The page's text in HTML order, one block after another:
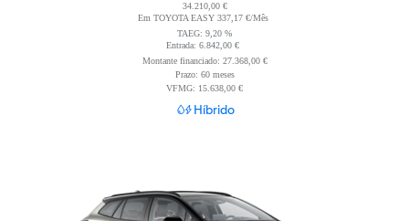
34.210,00 €
Em TOYOTA EASY 337,17 €/MêsRead Disclaimer
TAEG: 9,20 %
Entrada: 6.842,00 €
Montante financiado: 27.368,00 €
Prazo: 60 meses
VFMG: 15.638,00 €
Híbrido